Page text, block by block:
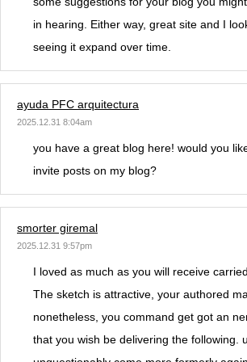
in hearing. Either way, great site and I
seeing it expand over time.
ayuda PFC arquitectura
2025.12.31 8:04am
you have a great blog here! would you
invite posts on my blog?
smorter giremal
2025.12.31 9:57pm
I loved as much as you will receive
The sketch is attractive, your authored
nonetheless, you command get got an
that you wish be delivering the following.